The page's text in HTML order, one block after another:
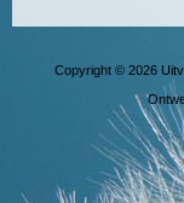
Copyright © 2026